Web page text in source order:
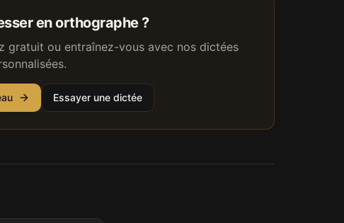
en orthographe ?
gratuit ou entraînez-vous avec nos dictées
Essayer une dictée